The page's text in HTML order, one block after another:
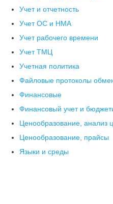
Учет и отчетность
Учет ОС и НМА
Учет рабочего времени
Учет ТМЦ
Учетная политика
Файловые протоколы
Финансовые
Финансовый учет и
Ценообразование, анализ
Ценообразование, прайсы
Языки и среды